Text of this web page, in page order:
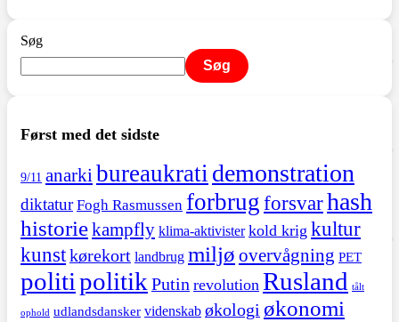
Søg
Søg
Først med det sidste
9/11 anarki bureaukrati demonstration
diktatur Fogh Rasmussen forbrugforsvarhash
historiekampfly klima-aktivister kold krig kultur
kunstkørekort landbrug miljø overvågning PET
politipolitik Putin revolution Rusland tålt
ophold udlandsdansker videnskab økologi økonomi